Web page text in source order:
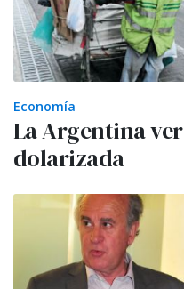
Economía
La Argentina
dolarizada